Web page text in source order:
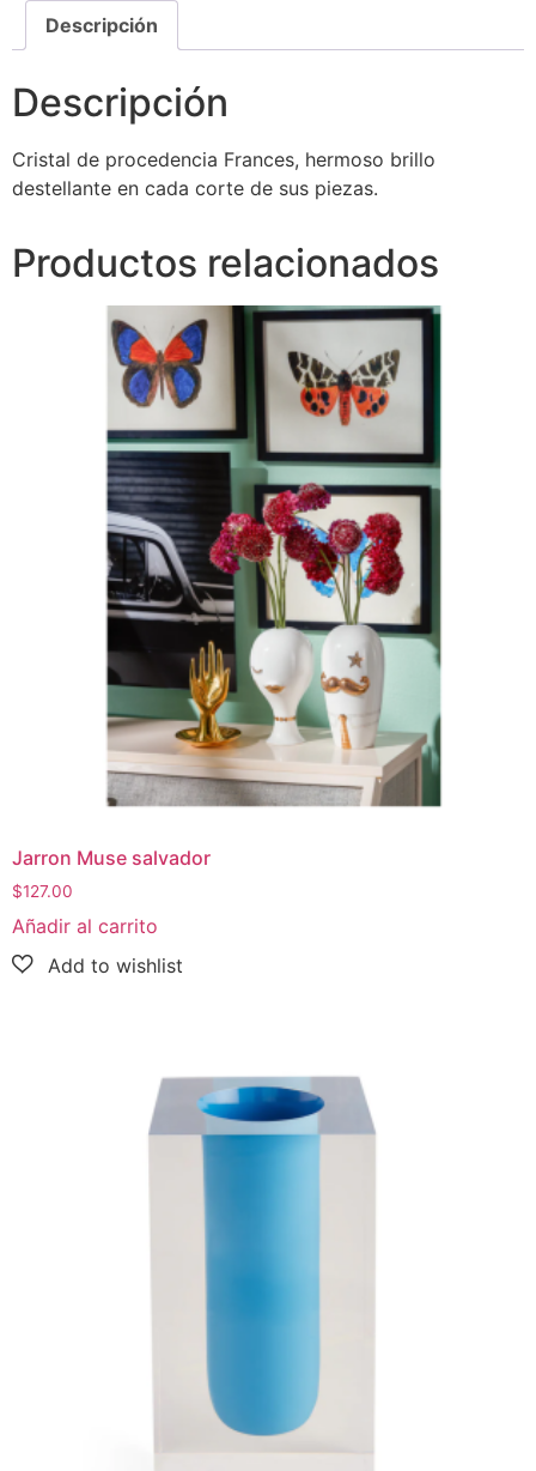
Descripción
Descripción
Cristal de procedencia Frances, hermoso brillo
destellante en cada corte de sus piezas.
Productos relacionados
Jarron Muse salvador
$127.00
Añadir al carrito